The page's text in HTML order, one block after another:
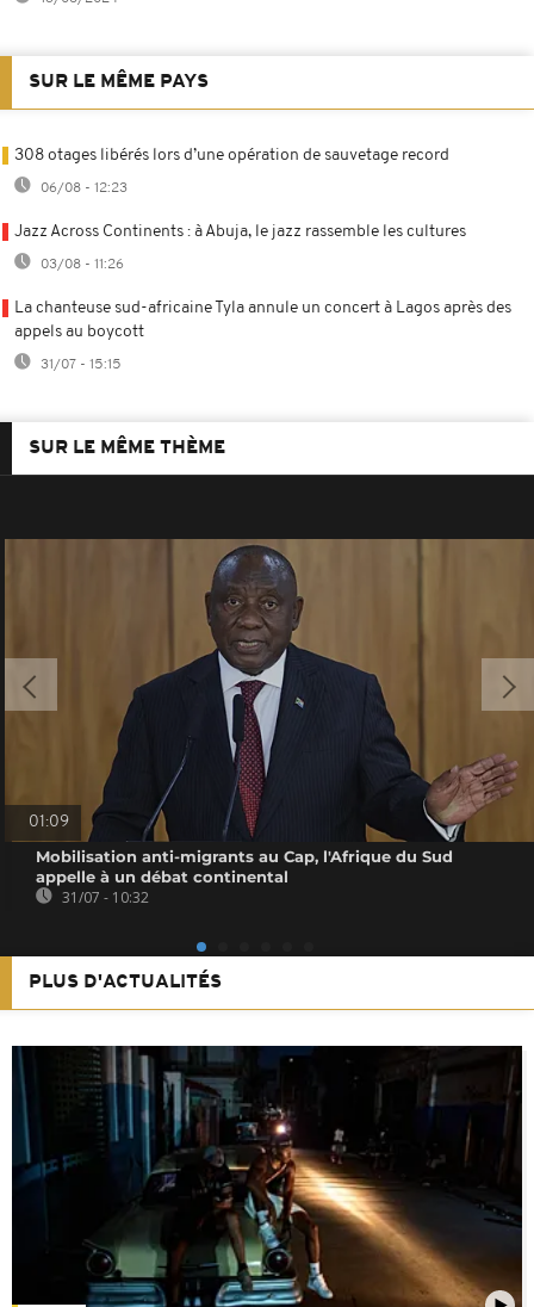
SUR LE MÊME PAYS
308 otages libérés lors d’une opération de sauvetage record
06/08 - 12:23
Jazz Across Continents : à Abuja, le jazz rassemble les cultures
03/08 - 11:26
La chanteuse sud-africaine Tyla annule un concert à Lagos après des
appels au boycott
31/07 - 15:15
SUR LE MÊME THÈME
01:09
Mobilisation anti-migrants au Cap, l'Afrique du Sud
appelle à un débat continental
31/07 - 10:32
PLUS D'ACTUALITÉS